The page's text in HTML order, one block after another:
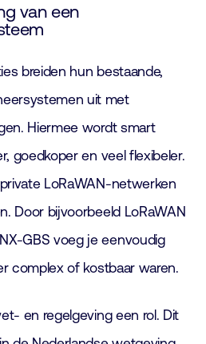
van een
breiden hun bestaande,
uit met
Hiermee wordt smart
goedkoper en veel flexibeler.
LoRaWAN-netwerken
Door bijvoorbeeld LoRaWAN
GBS voeg je eenvoudig
complex of kostbaar waren.
en regelgeving een rol. Dit